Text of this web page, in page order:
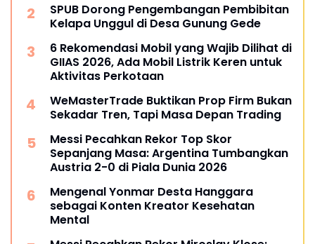
SPUB Dorong Pengembangan Pembibitan
Kelapa Unggul di Desa Gunung Gede
6 Rekomendasi Mobil yang Wajib Dilihat di
GIIAS 2026, Ada Mobil Listrik Keren untuk
Aktivitas Perkotaan
WeMasterTrade Buktikan Prop Firm Bukan
Sekadar Tren, Tapi Masa Depan Trading
Messi Pecahkan Rekor Top Skor
Sepanjang Masa: Argentina Tumbangkan
Austria 2-0 di Piala Dunia 2026
Mengenal Yonmar Desta Hanggara
sebagai Konten Kreator Kesehatan
Mental